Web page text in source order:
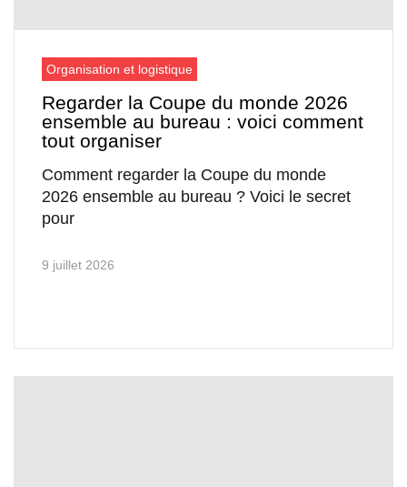
Organisation et logistique
Regarder la Coupe du monde 2026
ensemble au bureau : voici comment
tout organiser
Comment regarder la Coupe du monde
2026 ensemble au bureau ? Voici le secret
pour
9 juillet 2026